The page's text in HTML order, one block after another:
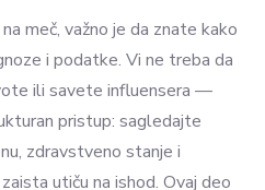
meč, važno je da znate kako
i podatke. Vi ne treba da
ili savete influensera —
pristup: sagledajte
zdravstveno stanje i
utiču na ishod. Ovaj deo